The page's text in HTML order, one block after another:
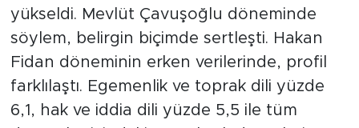
yükseldi. Mevlüt Çavuşoğlu döneminde
söylem, belirgin biçimde sertleşti. Hakan
Fidan döneminin erken verilerinde, profil
farklılaştı. Egemenlik ve toprak dili yüzde
6,1, hak ve iddia dili yüzde 5,5 ile tüm